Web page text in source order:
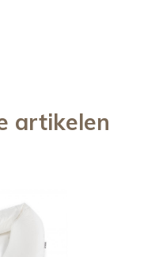
artikelen